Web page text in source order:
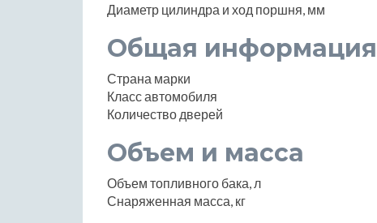
Диаметр цилиндра и ход поршня, мм
Общая информация
Страна марки
Класс автомобиля
Количество дверей
Объем и масса
Объем топливного бака, л
Снаряженная масса, кг